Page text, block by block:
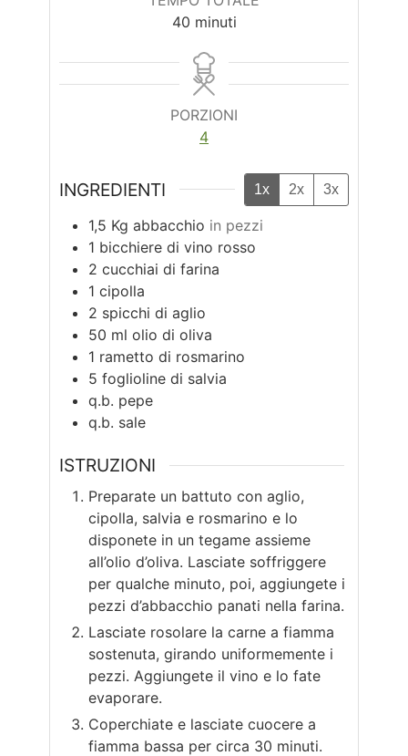
40minuti
minuti
PORZIONI
4
INGREDIENTI 1x 2x 3x
1,5 Kg abbacchio in pezzi
1 bicchiere di vino rosso
2 cucchiai di farina
1 cipolla
2 spicchi di aglio
50 ml olio di oliva
1 rametto di rosmarino
5 foglioline di salvia
q.b. pepe
q.b. sale
ISTRUZIONI
Preparate un battuto con aglio,
cipolla, salvia e rosmarino e lo
disponete in un tegame assieme
all’olio d’oliva. Lasciate soffriggere
per qualche minuto, poi, aggiungete i
pezzi d’abbacchio panati nella farina.
Lasciate rosolare la carne a fiamma
sostenuta, girando uniformemente i
pezzi. Aggiungete il vino e lo fate
evaporare.
Coperchiate e lasciate cuocere a
fiamma bassa per circa 30 minuti.